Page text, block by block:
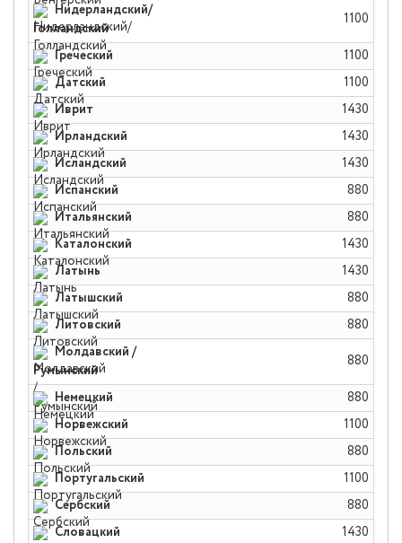
Нидерландский/
Голландский
1100
Греческий 1100
Датский 1100
Иврит 1430
Ирландский 1430
Исландский 1430
Испанский 880
Итальянский 880
Каталонский 1430
Латынь 1430
Латышский 880
Литовский 880
Молдавский /
Румынский
880
Немецкий 880
Норвежский 1100
Польский 880
Португальский 1100
Сербский 880
Словацкий 1430